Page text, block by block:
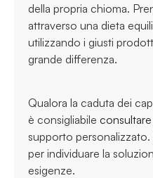
della propria chioma.
attraverso una dieta
utilizzando i giusti
grande differenza.
Qualora la caduta dei
è consigliabile
supporto
per individuare la
esigenze.